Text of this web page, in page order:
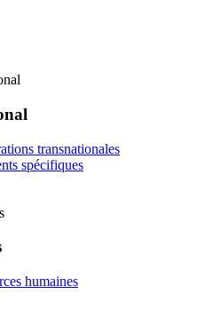
transnationales
spécifiques
humaines